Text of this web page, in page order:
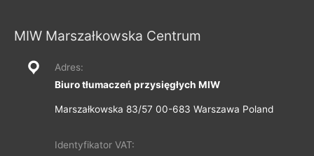
MIW Marszałkowska Centrum
Adres:
Biuro tłumaczeń przysięgłych MIW
Marszałkowska 83/57 00-683 Warszawa Poland
Identyfikator VAT: